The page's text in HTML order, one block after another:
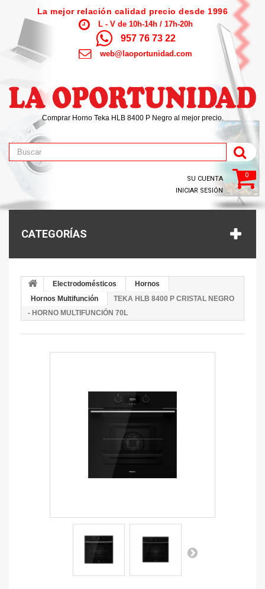
La mejor relación calidad precio desde 1996
L - V de 10h-14h / 17h-20h
957 76 73 22
web@laoportunidad.com
Comprar Horno Teka HLB 8400 P Negro al mejor precio.
0
SU CUENTA
INICIAR SESIÓN
CATEGORÍAS
Electrodomésticos
Hornos
Hornos Multifunción
TEKA HLB 8400 P CRISTAL NEGRO
- HORNO MULTIFUNCIÓN 70L